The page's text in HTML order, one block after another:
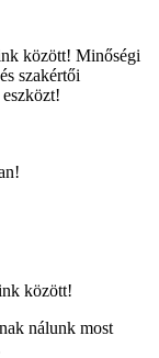
között! Minőségi
szakértői
között!
nálunk most